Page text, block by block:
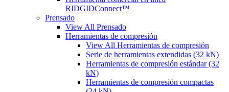
RIDGIDConnect™
Prensado
View All Prensado
Herramientas de compresión
View All Herramientas de compresión
Serie de herramientas extendidas (32 kN)
Herramientas de compresión estándar (32
kN)
Herramientas de compresión compactas